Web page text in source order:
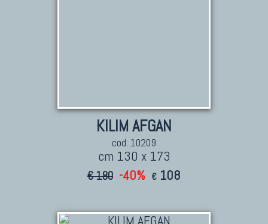
KILIM AFGAN
cod. 10209
cm 130 x 173
€ 180 -40% € 108